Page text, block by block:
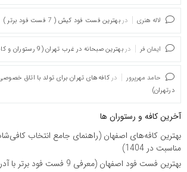
لاله هنری دربهترین فست فود کیش ( 7 فست فود برتر )
ایمان فر دربهترین صبحانه در غرب تهران (9 رستوران و کافه برتر)
حامد مهرپرور در
درتهران)
آخرین کافه و رستوران ها
بهترین کافه‌های اصفهان (راهنمای جامع انتخاب
مناسبت در 1404)
بهترین فست فود اصفهان (معرفی 9 فست فود برتر با آدرس و منو)